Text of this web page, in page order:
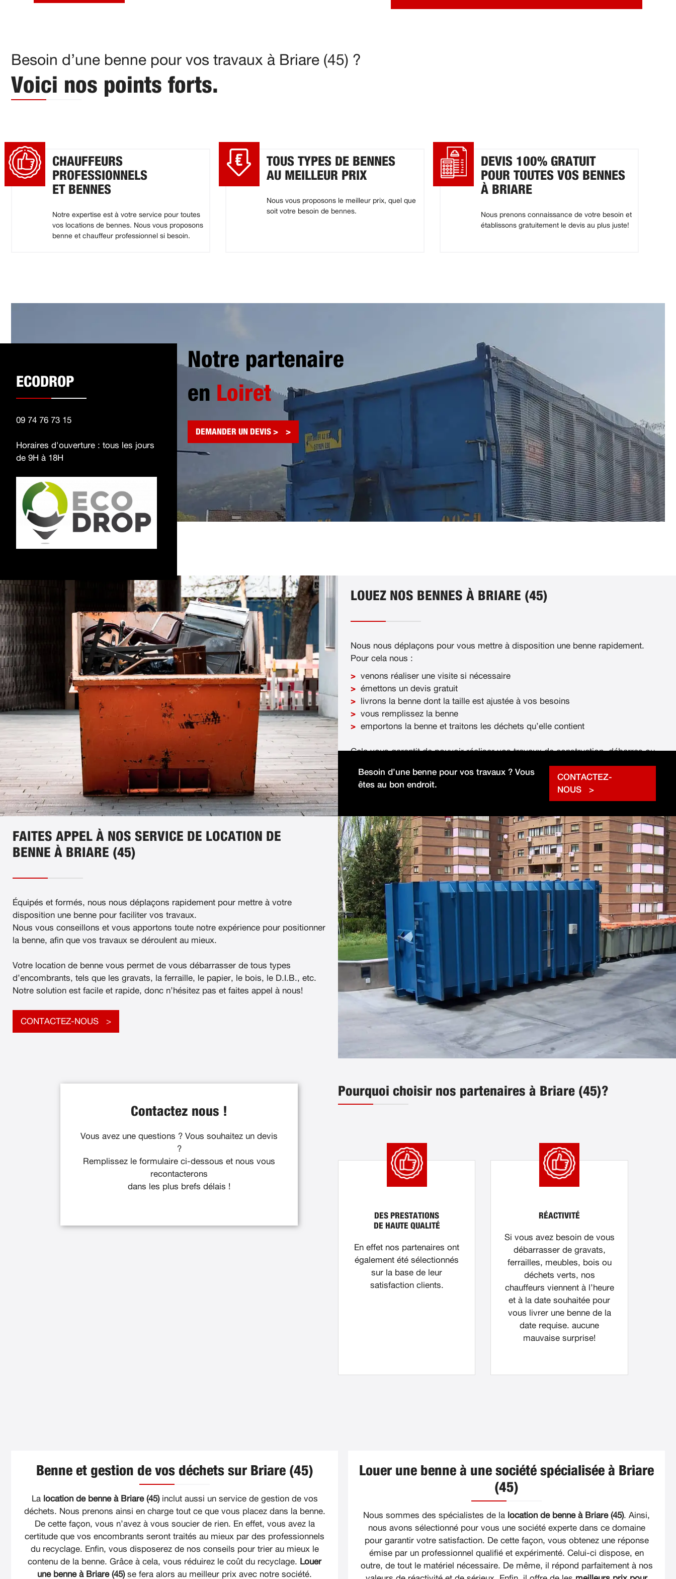
Besoin d’une benne pour vos travaux à Briare (45) ?
Voici nos points forts.
CHAUFFEURS
PROFESSIONNELS
ET BENNES
Notre expertise est à votre service pour toutes
vos locations de bennes. Nous vous proposons
benne et chauffeur professionnel si besoin.
TOUS TYPES DE BENNES
AU MEILLEUR PRIX
Nous vous proposons le meilleur prix, quel que
soit votre besoin de bennes.
DEVIS 100% GRATUIT
POUR TOUTES VOS BENNES
À BRIARE
Nous prenons connaissance de votre besoin et
établissons gratuitement le devis au plus juste!
ECODROP
09 74 76 73 15
Horaires d'ouverture : tous les jours
de 9H à 18H
Notre partenaire
en Loiret
DEMANDER UN DEVIS >
LOUEZ NOS BENNES À BRIARE (45)
Nous nous déplaçons pour vous mettre à disposition une benne rapidement.
Pour cela nous :
venons réaliser une visite si nécessaire
émettons un devis gratuit
livrons la benne dont la taille est ajustée à vos besoins
vous remplissez la benne
emportons la benne et traitons les déchets qu’elle contient
Cela vous garantit de pouvoir réaliser vos travaux de construction, débarras ou
Besoin d’une benne pour vos travaux ? Vous
êtes au bon endroit.
CONTACTEZ-
NOUS
FAITES APPEL À NOS SERVICE DE LOCATION DE
BENNE À BRIARE (45)
Équipés et formés, nous nous déplaçons rapidement pour mettre à votre
disposition une benne pour faciliter vos travaux.
Nous vous conseillons et vous apportons toute notre expérience pour positionner
la benne, afin que vos travaux se déroulent au mieux.
Votre location de benne vous permet de vous débarrasser de tous types
d’encombrants, tels que les gravats, la ferraille, le papier, le bois, le D.I.B., etc.
Notre solution est facile et rapide, donc n’hésitez pas et faites appel à nous!
CONTACTEZ-NOUS
Contactez nous !
Vous avez une questions ? Vous souhaitez un devis
?
Remplissez le formulaire ci-dessous et nous vous
recontacterons
dans les plus brefs délais !
Pourquoi choisir nos partenaires à Briare (45)?
DES PRESTATIONS
DE HAUTE QUALITÉ
En effet nos partenaires ont
également été sélectionnés
sur la base de leur
satisfaction clients.
RÉACTIVITÉ
Si vous avez besoin de vous
débarrasser de gravats,
ferrailles, meubles, bois ou
déchets verts, nos
chauffeurs viennent à l’heure
et à la date souhaitée pour
vous livrer une benne de la
date requise. aucune
mauvaise surprise!
Benne et gestion de vos déchets sur Briare (45)
La location de benne à Briare (45)inclut aussi un service de gestion de vos
déchets. Nous prenons ainsi en charge tout ce que vous placez dans la benne.
De cette façon, vous n’avez à vous soucier de rien. En effet, vous avez la
certitude que vos encombrants seront traités au mieux par des professionnels
du recyclage. Enfin, vous disposerez de nos conseils pour trier au mieux le
contenu de la benne. Grâce à cela, vous réduirez le coût du recyclage. Louer
une benne à Briare (45)se fera alors au meilleur prix avec notre société.
Louer une benne à une société spécialisée à Briare
(45)
Nous sommes des spécialistes de la location de benne à Briare (45). Ainsi,
nous avons sélectionné pour vous une société experte dans ce domaine
pour garantir votre satisfaction. De cette façon, vous obtenez une réponse
émise par un professionnel qualifié et expérimenté. Celui-ci dispose, en
outre, de tout le matériel nécessaire. De même, il répond parfaitement à nos